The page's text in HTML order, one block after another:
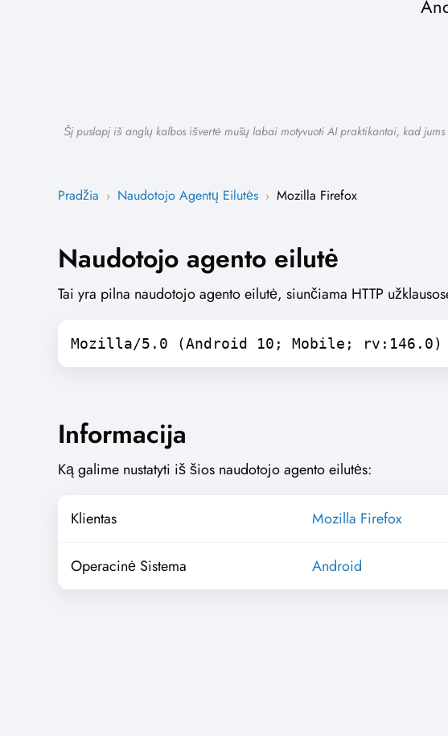
Šį puslapį iš anglų kalbos išvertė mūsų labai motyvuoti AI praktikantai, kad
Pradžia › Naudotojo Agentų Eilutės › Mozilla Firefox
Naudotojo agento eilutė
Tai yra pilna naudotojo agento eilutė, siunčiama HTTP
Mozilla/5.0 (Android 10; Mobile; rv:146.0)
Informacija
Ką galime nustatyti iš šios naudotojo agento eilutės:
Klientas Mozilla Firefox
Operacinė Sistema Android